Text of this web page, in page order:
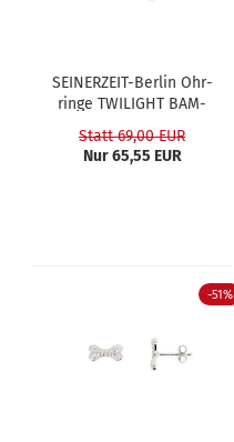
SEINERZEIT-​​Ber­lin Ohr­
rin­ge TWI­LIGHT BAM­
Statt 69,00 EUR
Nur 65,55 EUR
-51%